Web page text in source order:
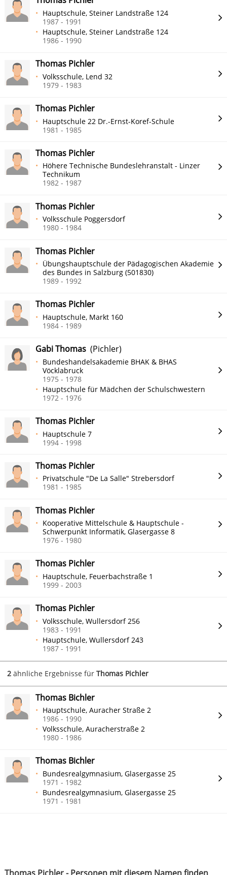
Hauptschule, Steiner Landstraße 124
1987 - 1991
Hauptschule, Steiner Landstraße 124
1986 - 1990
Thomas Pichler
Volksschule, Lend 32
1979 - 1983
Thomas Pichler
Hauptschule 22 Dr.-Ernst-Koref-Schule
1981 - 1985
Thomas Pichler
Höhere Technische Bundeslehranstalt - Linzer
Technikum
1982 - 1987
Thomas Pichler
Volksschule Poggersdorf
1980 - 1984
Thomas Pichler
Übungshauptschule der Pädagogischen Akademie
des Bundes in Salzburg (501830)
1989 - 1992
Thomas Pichler
Hauptschule, Markt 160
1984 - 1989
Gabi Thomas (Pichler)
Bundeshandelsakademie BHAK & BHAS
Vöcklabruck
1975 - 1978
Hauptschule für Mädchen der Schulschwestern
1972 - 1976
Thomas Pichler
Hauptschule 7
1994 - 1998
Thomas Pichler
Privatschule "De La Salle" Strebersdorf
1981 - 1985
Thomas Pichler
Kooperative Mittelschule & Hauptschule -
Schwerpunkt Informatik, Glasergasse 8
1976 - 1980
Thomas Pichler
Hauptschule, Feuerbachstraße 1
1999 - 2003
Thomas Pichler
Volksschule, Wullersdorf 256
1983 - 1991
Hauptschule, Wullersdorf 243
1987 - 1991
2 ähnliche Ergebnisse fürThomas Pichler
Thomas Bichler
Hauptschule, Auracher Straße 2
1986 - 1990
Volksschule, Auracherstraße 2
1980 - 1986
Thomas Bichler
Bundesrealgymnasium, Glasergasse 25
1971 - 1982
Bundesrealgymnasium, Glasergasse 25
1971 - 1981